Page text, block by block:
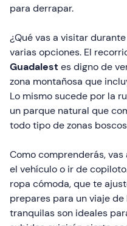
para derrapar.
¿Qué vas a visitar
varias opciones. El
Guadalestes digno de
zona montañosa que
Lo mismo sucede por la
un parque natural que
todo tipo de zonas
Como comprenderás,
el vehículo o ir de
ropa cómoda, que te
prepares para un viaje de
tranquilas son ideales